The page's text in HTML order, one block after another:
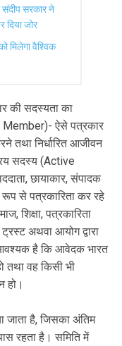
संदीप सरकार ने
दिया जोर
मिलेगा वैश्विक
की सदस्यता का
Member)- ऐसे पत्रकार
तथा निर्धारित आजीवन
सदस्य (Active
छायाकार, संपादक
रूप से पत्रकारिता कर रहे
शिक्षा, पत्रकारिता
अथवा आयोग द्वारा
है कि आवेदक भारत
तथा वह किसी भी
हो।
जाता है, जिसका अंतिम
रहता है। समिति में